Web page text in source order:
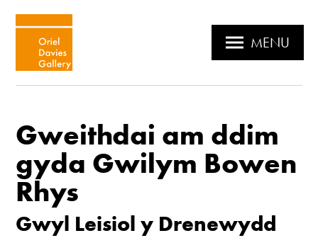
MENU
Gweithdai am ddim
gyda Gwilym Bowen
Rhys
Gwyl Leisiol y Drenewydd